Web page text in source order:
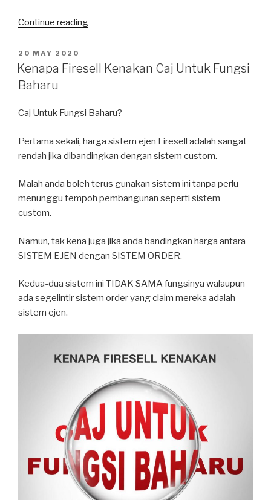
Continue reading“Sales
PKP
POSTED
ON
20 MAY 2020
Kenapa Firesell Kenakan Caj Untuk Fungsi
Baharu
Caj Untuk Fungsi Baharu?
Pertama sekali, harga sistem ejen Firesell adalah sangat
rendah jika dibandingkan dengan sistem custom.
Malah anda boleh terus gunakan sistem ini tanpa perlu
menunggu tempoh pembangunan seperti sistem
custom.
Namun, tak kena juga jika anda bandingkan harga antara
SISTEM EJEN dengan SISTEM ORDER.
Kedua-dua sistem ini TIDAK SAMA fungsinya walaupun
ada segelintir sistem order yang claim mereka adalah
sistem ejen.